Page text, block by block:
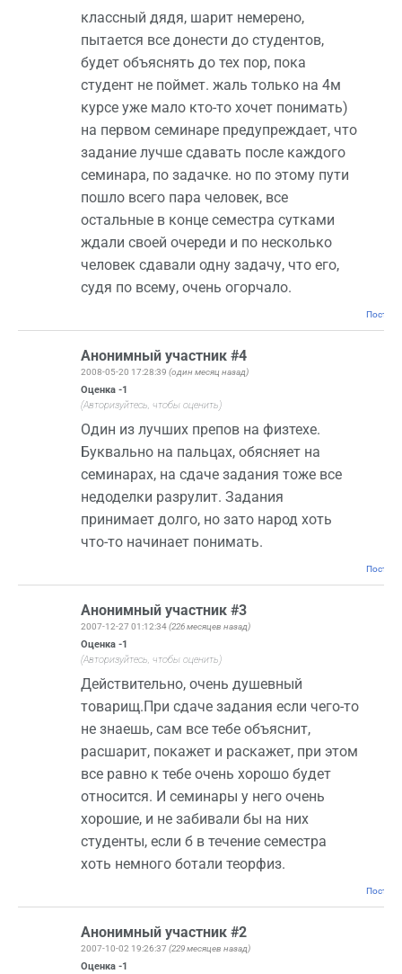
классный дядя, шарит немерено,
пытается все донести до студентов,
будет объяснять до тех пор, пока
студент не поймет. жаль только на 4м
курсе уже мало кто-то хочет понимать)
на первом семинаре предупреждает, что
задание лучше сдавать после каждого
семинара, по задачке. но по этому пути
пошло всего пара человек, все
остальные в конце семестра сутками
ждали своей очереди и по несколько
человек сдавали одну задачу, что его,
судя по всему, очень огорчало.
Анонимный участник #4
2008-05-20 17:28:39 (один месяц назад)
Оценка -1
(Авторизуйтесь, чтобы оценить)
Один из лучших препов на физтехе.
Буквально на пальцах, обясняет на
семинарах, на сдаче задания тоже все
недоделки разрулит. Задания
принимает долго, но зато народ хоть
что-то начинает понимать.
Анонимный участник #3
2007-12-27 01:12:34(226 месяцев назад)
Оценка -1
(Авторизуйтесь, чтобы оценить)
Действительно, очень душевный
товарищ.При сдаче задания если чего-то
не знаешь, сам все тебе объяснит,
расшарит, покажет и раскажет, при этом
все равно к тебе очень хорошо будет
относится. И семинары у него очень
хорошие, и не забивали бы на них
студенты, если б в течение семестра
хоть немного ботали теорфиз.
Анонимный участник #2
2007-10-02 19:26:37 (229 месяцев назад)
Оценка -1